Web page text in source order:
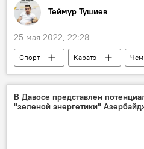
Теймур Тушиев
25 мая 2022, 22:28
Спорт Каратэ
Турция
Рауф Агаев
Азербайджан
В Давосе представлен
"зеленой энергетики"